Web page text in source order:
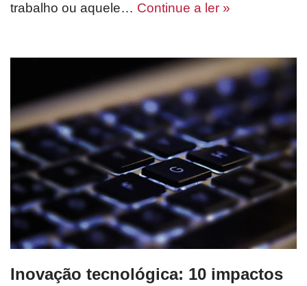
trabalho ou aquele… Continue a ler »
Inovação tecnológica: 10 impactos